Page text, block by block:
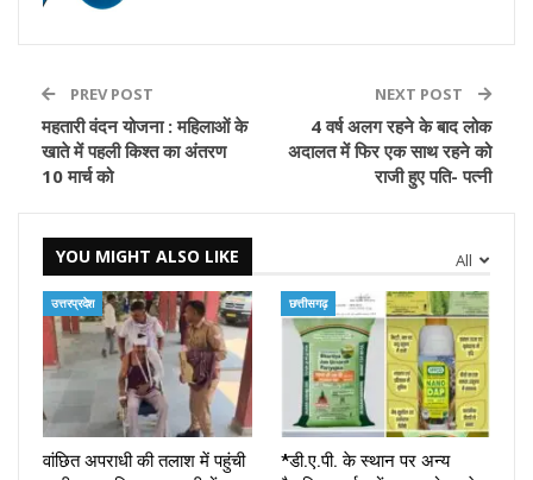
PREV POST
महतारी वंदन योजना : महिलाओं के
खाते में पहली किश्त का अंतरण
10 मार्च को
NEXT POST
4 वर्ष अलग रहने के बाद लोक
अदालत में फिर एक साथ रहने को
राजी हुए पति- पत्नी
All
YOU MIGHT ALSO LIKE
उत्तरप्रदेश
वांछित अपराधी की तलाश में पहुंची
छत्तीसगढ़
*डी.ए.पी. के स्थान पर अन्य